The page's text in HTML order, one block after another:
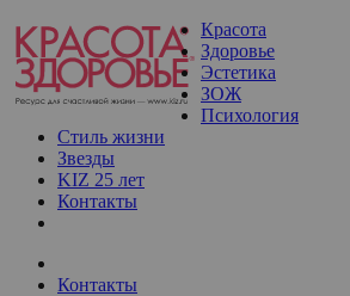
Красота
Здоровье
Эстетика
ЗОЖ
Психология
Стиль жизни
Звезды
KIZ 25 лет
Контакты
Контакты